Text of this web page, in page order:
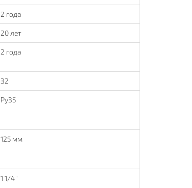
2 года
20 лет
2 года
32
Ру35
125 мм
1 1/4"